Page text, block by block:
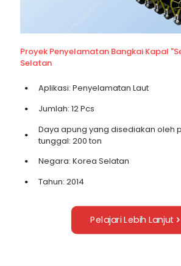
Proyek Penyelamatan Bangkai Kapal
Selatan
Aplikasi: Penyelamatan Laut
Jumlah: 12 Pcs
Daya apung yang disediakan oleh
tunggal: 200 ton
Negara: Korea Selatan
Tahun: 2014
Pelajari Lebih Lanjut